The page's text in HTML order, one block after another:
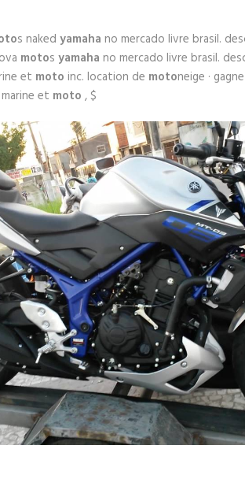
s naked yamaha no mercado livre brasil.
motos yamaha no mercado livre brasil.
et moto inc. location de motoneige ·
et moto , $